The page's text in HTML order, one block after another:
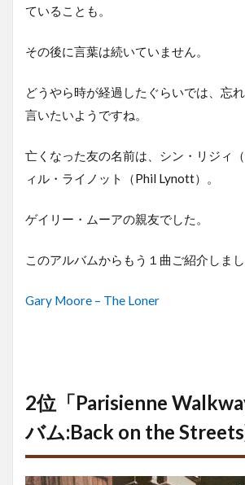
ていることも。
その後に言葉は続いていません。
どうやら時が経過したぐらいでは、忘
言いたいようですね。
亡くなった友の名前は、シン・リジィ
ィル・ライノット（Phil Lynott）。
ゲイリー・ムーアの親友でした。
このアルバムからもう１曲ご紹介しまし
Gary Moore – The Loner
2位「Parisienne
バム:Back on the